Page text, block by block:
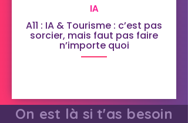
IA
A11 : IA & Tourisme : c’est pas
sorcier, mais faut pas faire
n’importe quoi
On est là si t'as besoin